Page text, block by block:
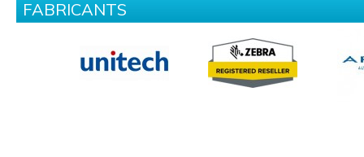
FABRICANTS